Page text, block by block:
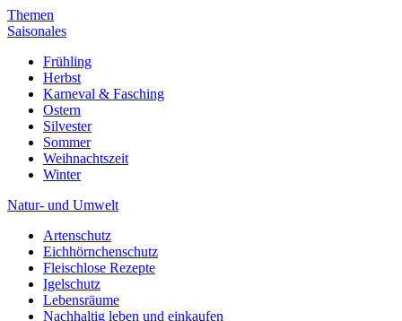
Themen
Saisonales
Frühling
Herbst
Karneval & Fasching
Ostern
Silvester
Sommer
Weihnachtszeit
Winter
Natur- und Umwelt
Artenschutz
Eichhörnchenschutz
Fleischlose Rezepte
Igelschutz
Lebensräume
Nachhaltig leben und einkaufen